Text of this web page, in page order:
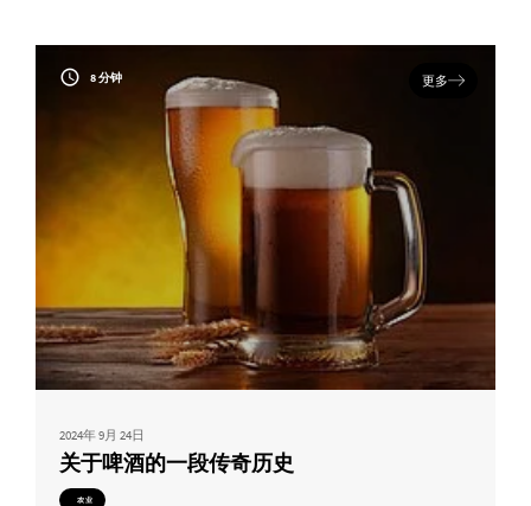
8 分钟 更多
2024年 9月 24日
关于啤酒的一段传奇历史
农业